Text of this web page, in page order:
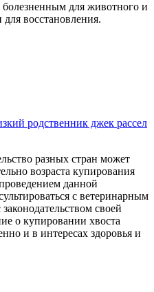
для животного и
восстановления.
родственник джек рассел
разных стран может
возраста купирования
данной
с ветеринарным
своей
о купировании хвоста
и в интересах здоровья и